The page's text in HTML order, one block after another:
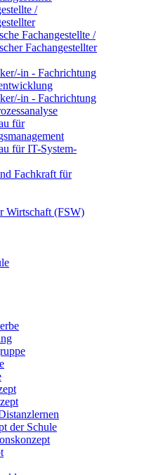
/
Fachangestellte /
Fachangestellter
in - Fachrichtung
in - Fachrichtung
für
für IT-System-
Fachkraft für
Wirtschaft (FSW)
der Schule